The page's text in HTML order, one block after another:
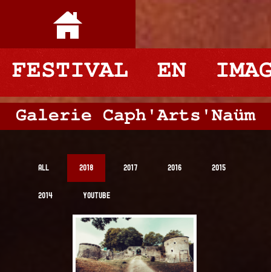
FESTIVAL EN
Galerie Caph'Arts'Naüm
All 2018 2017 2016 2015
2014 YouTube